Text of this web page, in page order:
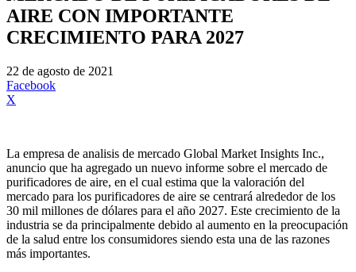
AIRE CON IMPORTANTE
CRECIMIENTO PARA 2027
22 de agosto de 2021
Facebook
X
La empresa de analisis de mercado Global Market Insights Inc.,
anuncio que ha agregado un nuevo informe sobre el mercado de
purificadores de aire, en el cual estima que la valoración del
mercado para los purificadores de aire se centrará alrededor de los
30 mil millones de dólares para el año 2027. Este crecimiento de la
industria se da principalmente debido al aumento en la preocupación
de la salud entre los consumidores siendo esta una de las razones
más importantes.